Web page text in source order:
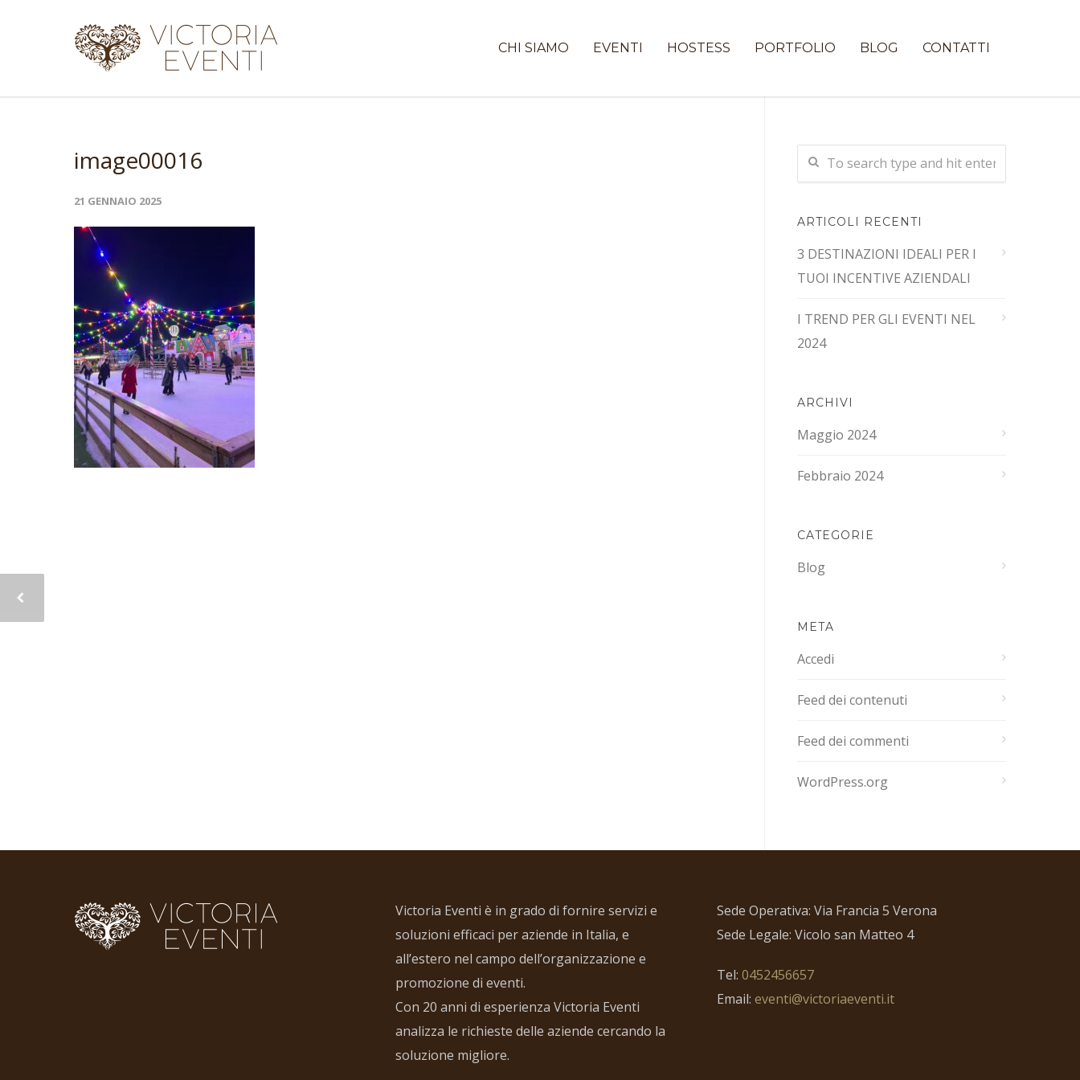
CHI SIAMO EVENTI HOSTESS PORTFOLIO BLOG CONTATTI
image00016
21 GENNAIO 2025
ARTICOLI RECENTI
3 DESTINAZIONI IDEALI PER I
TUOI INCENTIVE AZIENDALI
I TREND PER GLI EVENTI NEL
2024
ARCHIVI
Maggio 2024
Febbraio 2024
CATEGORIE
Blog
META
Accedi
Feed dei contenuti
Feed dei commenti
WordPress.org
Victoria Eventi è in grado di fornire servizi e
soluzioni efficaci per aziende in Italia, e
all’estero nel campo dell’organizzazione e
promozione di eventi.
Con 20 anni di esperienza Victoria Eventi
analizza le richieste delle aziende cercando la
soluzione migliore.
Sede Operativa: Via Francia 5 Verona
Sede Legale: Vicolo san Matteo 4
Tel: 0452456657
Email: eventi@victoriaeventi.it